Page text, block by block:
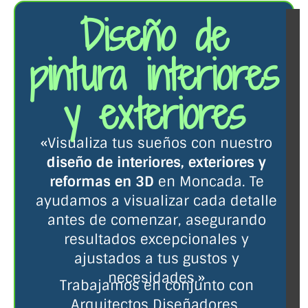
Diseño de
pintura interiores
y exteriores
«Visualiza tus sueños con nuestro
diseño de interiores, exteriores y
reformas en 3D en Moncada. Te
ayudamos a visualizar cada detalle
antes de comenzar, asegurando
resultados excepcionales y
ajustados a tus gustos y
necesidades.»
Trabajamos en conjunto con